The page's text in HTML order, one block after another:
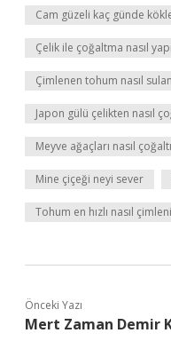
Cam güzeli kaç günde
Çelik ile çoğaltma nasıl
Çimlenen tohum nasıl
Japon gülü çelikten nasıl
Meyve ağaçları nasıl
Mine çiçeği neyi sever
Tohum en hızlı nasıl
Önceki Yazı
Mert Zaman Demir